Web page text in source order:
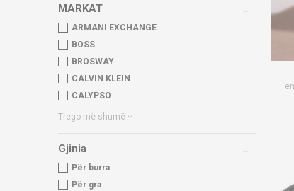
MARKAT
ARMANI EXCHANGE
BOSS
BROSWAY
CALVIN KLEIN
CALYPSO
Trego më shumë
Gjinia
Për burra
Për gra